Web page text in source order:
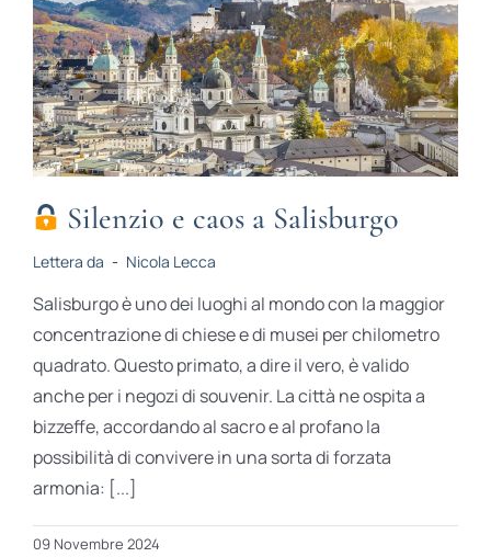
Silenzio e caos a Salisburgo
Lettera da - Nicola Lecca
Salisburgo è uno dei luoghi al mondo con la maggior
concentrazione di chiese e di musei per chilometro
quadrato. Questo primato, a dire il vero, è valido
anche per i negozi di souvenir. La città ne ospita a
bizzeffe, accordando al sacro e al profano la
possibilità di convivere in una sorta di forzata
armonia: [...]
09 Novembre 2024